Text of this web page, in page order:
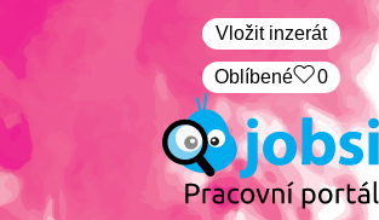
Vložit inzerát
Oblíbené 0